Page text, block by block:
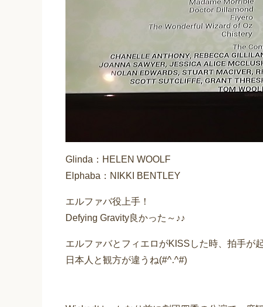
Glinda：HELEN WOOLF
Elphaba：NIKKI BENTLEY
エルファバ役上手！
Defying Gravity良かった～♪♪
エルファバとフィエロがKISSした時、拍手が
日本人と観方が違うね(#^.^#)